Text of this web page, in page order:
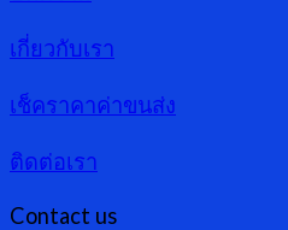
เกี่ยวกับเรา
เช็คราคาค่าขนส่ง
ติดต่อเรา
Contact us